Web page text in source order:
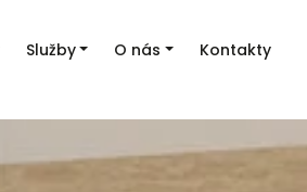
Služby O nás Kontakty